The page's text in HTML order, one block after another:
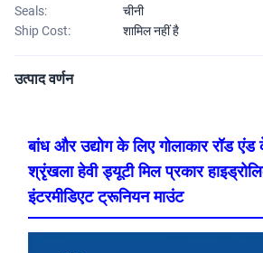
Seals:
चीनी
Ship Cost:
शामिल नहीं है
उत्पाद वर्णन
बांध और उद्योग के लिए गोलाकार रॉड
श्रृंखला हेवी ड्यूटी मिल प्रकार
इंटरमीडिएट ट्रूनियन माउंट